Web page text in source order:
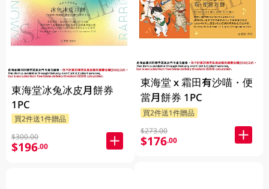
東海堂冰兔冰皮月餅券
1PC
買2件送1件贈品
$300.00
$196.00
東海堂 x 霜田有沙喵・便
當月餅券 1PC
買2件送1件贈品
$273.00
$176.00